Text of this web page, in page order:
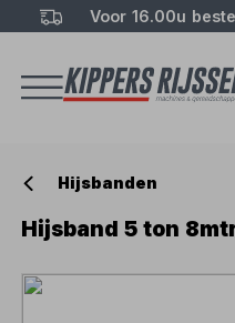
Voor 16.00u
Hijsbanden
Hijsband 5 ton